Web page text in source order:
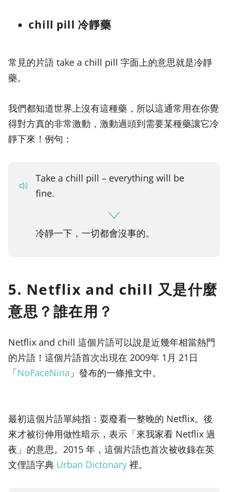
chill pill 冷靜藥
常見的片語 take a chill pill 字面上的意思就是冷靜
藥。
我們都知道世界上沒有這種藥，所以這通常用在你覺
得對方真的非常激動，激動過頭到需要某種藥讓它冷
靜下來！例句：
Take a chill pill – everything will be
fine.
冷靜一下，一切都會沒事的。
5. Netflix and chill 又是什麼
意思？誰在用？
Netflix and chill 這個片語可以說是近幾年相當熱門
的片語！這個片語首次出現在 2009年 1月 21日
「NoFaceNina 」發布的一條推文中。
最初這個片語單純指：耍廢看一整晚的 Netflix。後
來才被衍伸用做性暗示，表示「來我家看 Netflix 過
夜」的意思。2015 年，這個片語也首次被收錄在英
文俚語字典 Urban Dictonary 裡。